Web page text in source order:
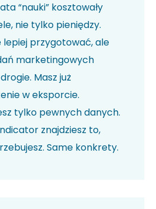
“nauki” kosztowały
nie tylko pieniędzy.
lepiej przygotować, ale
marketingowych
Masz już
w eksporcie.
tylko pewnych danych.
znajdziesz to,
Same konkrety.